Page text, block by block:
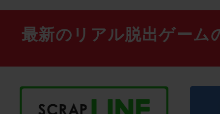
最新のリアル脱出ゲーム